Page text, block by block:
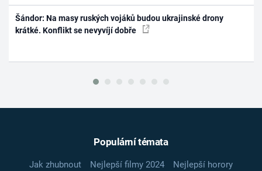
Šándor: Na masy ruských vojáků budou ukrajinské drony
krátké. Konflikt se nevyvíjí dobře
Populární témata
Jak zhubnout Nejlepší filmy 2024
Nejlepší horory